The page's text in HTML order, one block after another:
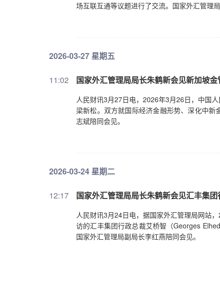
场互联互通等议题进行了交流。国家外汇管理
2026-03-27 星期五
11:02 国家外汇管理局局长朱鹤新会见新加坡
人民财讯3月27日电，2026年3月26日，中国
梁新松。双方就国际经济金融形势、深化中
志斌陪同会见。
2026-03-24 星期二
12:17 国家外汇管理局局长朱鹤新会见汇丰集
人民财讯3月24日电，据国家外汇管理局网站
访的汇丰集团行政总裁艾桥智（Georges
国家外汇管理局副局长李红燕陪同会见。